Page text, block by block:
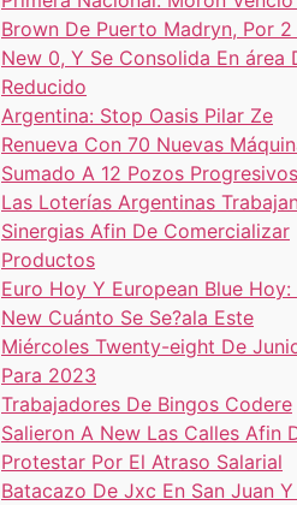
Brown De Puerto Madryn, Por 2
New 0, Y Se Consolida En área
Reducido
Argentina: Stop Oasis Pilar Ze
Renueva Con 70 Nuevas
Sumado A 12 Pozos Progresivos
Las Loterías Argentinas
Sinergias Afin De Comercializar
Productos
Euro Hoy Y European Blue Hoy:
New Cuánto Se Se?ala Este
Miércoles Twenty-eight De
Para 2023
Trabajadores De Bingos Codere
Salieron A New Las Calles Afin
Protestar Por El Atraso Salarial
Batacazo De Jxc En San Juan Y